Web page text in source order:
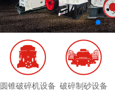
圆锥破碎机设备 破碎制砂设备